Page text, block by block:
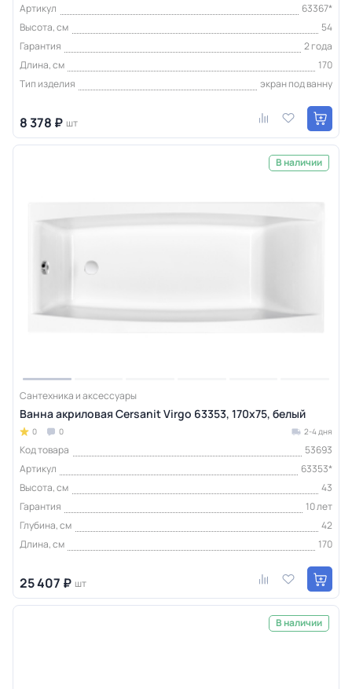
Артикул
63367*
Высота, см
54
Гарантия
2 года
Длина, см
170
Тип изделия
экран под ванну
8 378 ₽ шт
В наличии
Сантехника и аксессуары
Ванна акриловая Cersanit Virgo 63353, 170x75, белый
0 0 2-4 дня
Код товара
53693
Артикул
63353*
Высота, см
43
Гарантия
10 лет
Глубина, см
42
Длина, см
170
25 407 ₽ шт
В наличии